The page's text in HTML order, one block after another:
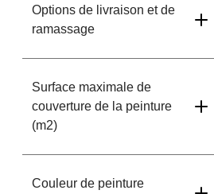
Options de livraison et de
ramassage
Surface maximale de
couverture de la peinture
(m2)
Couleur de peinture